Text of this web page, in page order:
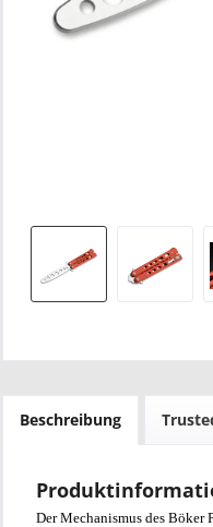
Beschreibung
Der Mechanismus des Böker